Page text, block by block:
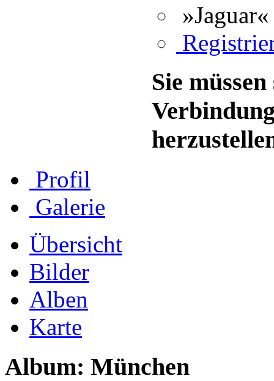
Sie
Profil
Galerie
Übersicht
Bilder
Alben
Karte
Album: München